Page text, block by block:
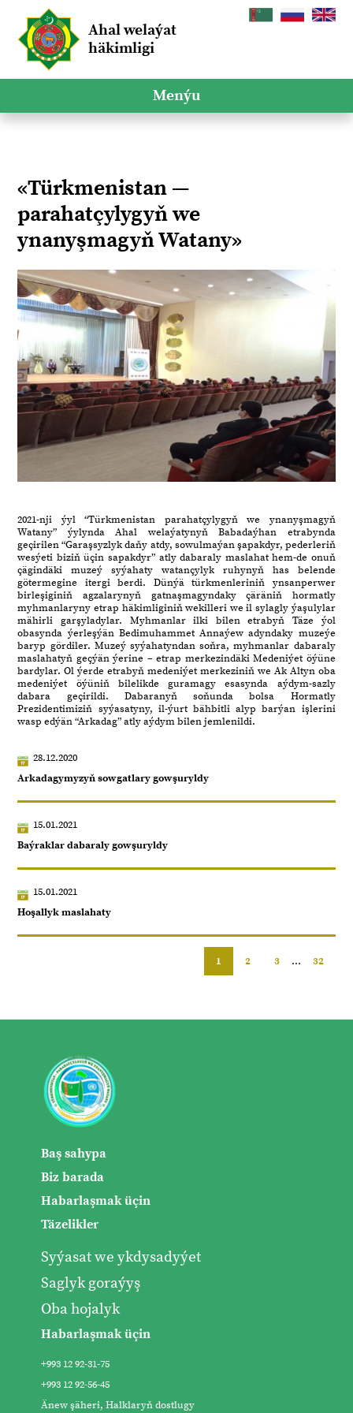
Ahal welaýat
häkimligi
Menýu
«Türkmenistan —
parahatçylygyň we
ynanyşmagyň Watany»
2021-nji ýyl “Türkmenistan parahatçylygyň we ynanyşmagyň
Watany” ýylynda Ahal welaýatynyň Babadaýhan etrabynda
geçirilen “Garaşsyzlyk daňy atdy, sowulmaýan şapakdyr, pederleriň
wesýeti biziň üçin sapakdyr” atly dabaraly maslahat hem-de onuň
çägindäki muzeý syýahaty watançylyk ruhynyň has belende
götermegine itergi berdi. Dünýä türkmenleriniň ynsanperwer
birleşiginiň agzalarynyň gatnaşmagyndaky çäräniň hormatly
myhmanlaryny etrap häkimliginiň wekilleri we il sylagly ýaşulylar
mähirli garşyladylar. Myhmanlar ilki bilen etrabyň Täze ýol
obasynda ýerleşýän Bedimuhammet Annaýew adyndaky muzeýe
baryp gördiler. Muzeý syýahatyndan soňra, myhmanlar dabaraly
maslahatyň geçýän ýerine – etrap merkezindäki Medeniýet öýüne
bardylar. Ol ýerde etrabyň medeniýet merkeziniň we Ak Altyn oba
medeniýet öýüniň bilelikde guramagy esasynda aýdym-sazly
dabara geçirildi. Dabaranyň soňunda bolsa Hormatly
Prezidentimiziň syýasatyny, il-ýurt bähbitli alyp barýan işlerini
wasp edýän “Arkadag” atly aýdym bilen jemlenildi.
28.12.2020
Arkadagymyzyň sowgatlary gowşuryldy
15.01.2021
Baýraklar dabaraly gowşuryldy
15.01.2021
Hoşallyk maslahaty
1 2 3 ... 32
Baş sahypa
Biz barada
Habarlaşmak üçin
Täzelikler
Syýasat we ykdysadyýet
Saglyk goraýyş
Oba hojalyk
Habarlaşmak üçin
+993 12 92-31-75
+993 12 92-56-45
Änew şäheri, Halklaryň dostlugy